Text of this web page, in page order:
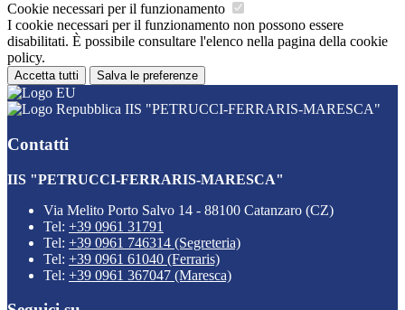
Cookie necessari per il funzionamento
I cookie necessari per il funzionamento non possono essere
disabilitati. È possibile consultare l'elenco nella pagina della cookie
policy.
Accetta tutti Salva le preferenze
IIS "PETRUCCI-FERRARIS-MARESCA"
Contatti
IIS "PETRUCCI-FERRARIS-MARESCA"
Via Melito Porto Salvo 14 - 88100 Catanzaro (CZ)
Tel: +39 0961 31791
Tel: +39 0961 746314 (Segreteria)
Tel: +39 0961 61040 (Ferraris)
Tel: +39 0961 367047 (Maresca)